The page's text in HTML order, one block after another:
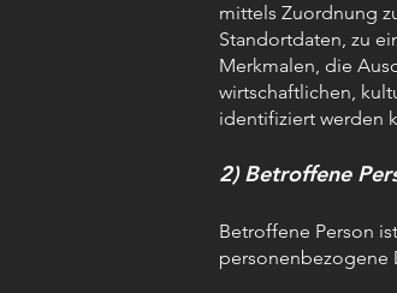
mittels Zuordnung
Standortdaten, zu
Merkmalen, die
wirtschaftlichen,
identifiziert werden
2) Betroffene
Betroffene Person
personenbezogene